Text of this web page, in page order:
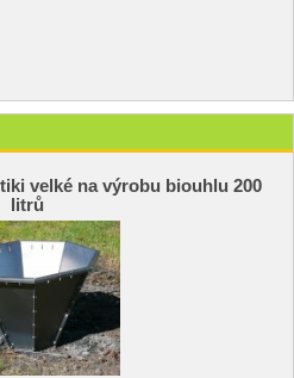
velké na výrobu biouhlu 200
litrů